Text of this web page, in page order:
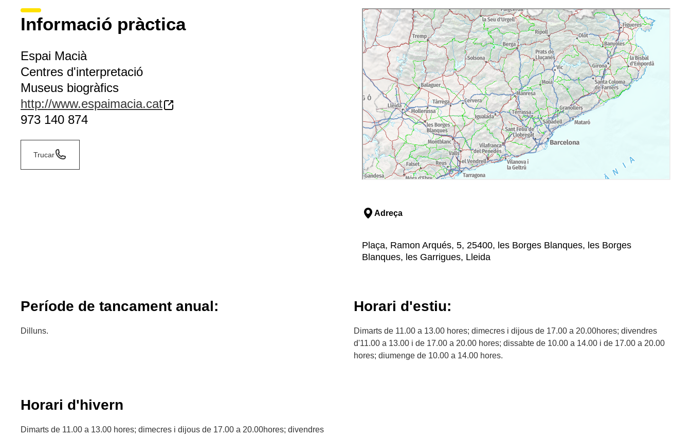
Informació pràctica
Espai Macià
Centres d'interpretació
Museus biogràfics
http://www.espaimacia.cat
973 140 874
Trucar
Adreça
Plaça, Ramon Arqués, 5, 25400, les Borges Blanques, les Borges
Blanques, les Garrigues, Lleida
Període de tancament anual:
Dilluns.
Horari d'estiu:
Dimarts de 11.00 a 13.00 hores; dimecres i dijous de 17.00 a 20.00hores; divendres
d'11.00 a 13.00 i de 17.00 a 20.00 hores; dissabte de 10.00 a 14.00 i de 17.00 a 20.00
hores; diumenge de 10.00 a 14.00 hores.
Horari d'hivern
Dimarts de 11.00 a 13.00 hores; dimecres i dijous de 17.00 a 20.00hores; divendres